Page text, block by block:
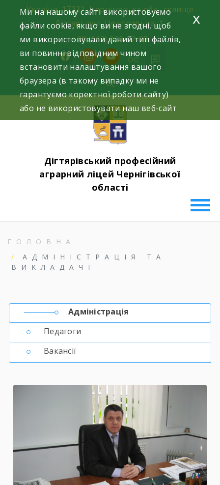
content
Україна, 17332, Чернігівська обл., селище
Дігтярі, вул. Центральна, 1.
+38 (063) 220-52-85
facebookinstagramyoutube
Дігтярівський професійний
аграрний ліцей Чернігівської
області
ГОЛОВНА
АДМІНІСТРАЦІЯ ТА
ВИКЛАДАЧІ
Адміністрація
Педагоги
Вакансії
Ми на нашому сайті використовуємо
файли cookie, якщо ви не згодні, щоб
ми використовували даний тип файлів,
ви повинні відповідним чином
встановити налаштування вашого
браузера (в такому випадку ми не
гарантуємо коректної роботи сайту)
або не використовувати наш веб-сайт
x